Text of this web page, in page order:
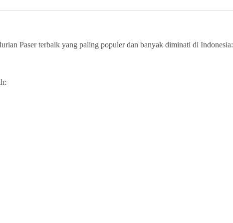
Paser terbaik yang paling populer dan banyak diminati di Indonesia: